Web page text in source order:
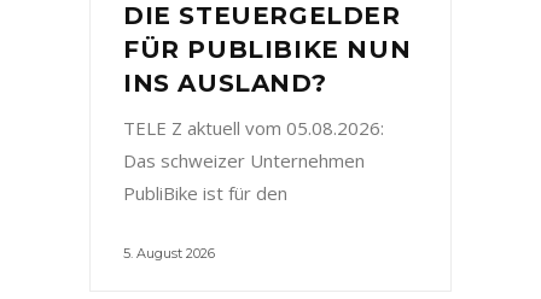
DIE STEUERGELDER
FÜR PUBLIBIKE NUN
INS AUSLAND?
TELE Z aktuell vom 05.08.2026:
Das schweizer Unternehmen
PubliBike ist für den
5. August 2026